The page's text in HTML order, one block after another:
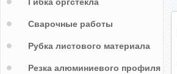
Сварочные работы
Рубка листового материала
Резка алюминиевого профиля